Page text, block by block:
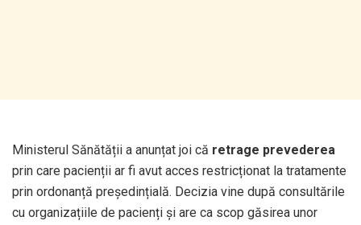
Ministerul Sănătății a anunțat joi că retrage prevederea
prin care pacienții ar fi avut acces restricționat la tratamente
prin ordonanță președințială. Decizia vine după consultările
cu organizațiile de pacienți și are ca scop găsirea unor